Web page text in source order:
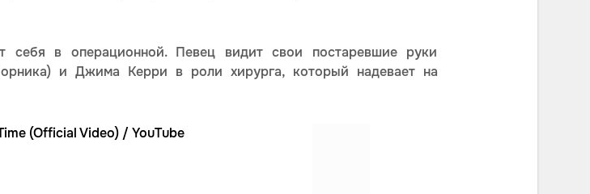
себя в операционной. Певец видит свои постаревшие руки
и Джима Керри в роли хирурга, который надевает на